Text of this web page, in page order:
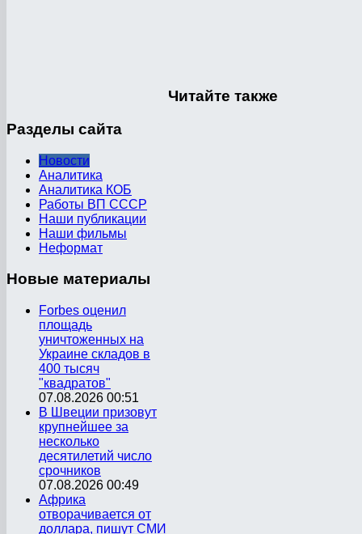
Читайте также
Разделы сайта
Новости
Аналитика
Аналитика КОБ
Работы ВП СССР
Наши публикации
Наши фильмы
Неформат
Новые материалы
Forbes оценил
площадь
уничтоженных на
Украине складов в
400 тысяч
"квадратов"
07.08.2026 00:51
В Швеции призовут
крупнейшее за
несколько
десятилетий число
срочников
07.08.2026 00:49
Африка
отворачивается от
доллара, пишут СМИ